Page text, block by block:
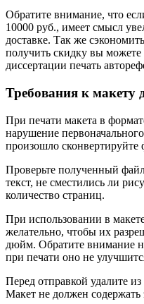
Обратите внимание, что
10000 руб., имеет смысл
доставке. Так же
получить скидку вы можете
диссертации печать
Требования к макету
При печати макета в
нарушение
произошло сконвертируйте
Проверьте полученный
текст, не сместились ли
количество страниц.
При использовании в
желательно, чтобы их
дюйм. Обратите внимание
при печати оно не
Перед отправкой удалите
Макет не должен